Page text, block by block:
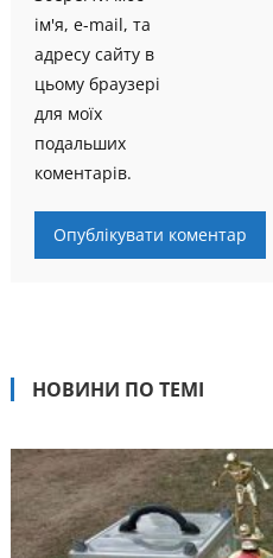
ім'я, e-mail, та
адресу сайту в
цьому браузері
для моїх
подальших
коментарів.
НОВИНИ ПО ТЕМІ